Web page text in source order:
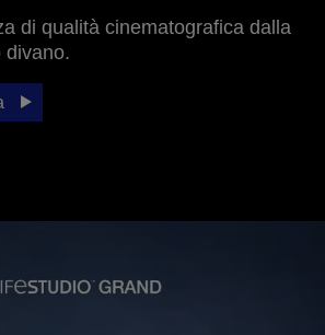
di qualità cinematografica dalla
divano.